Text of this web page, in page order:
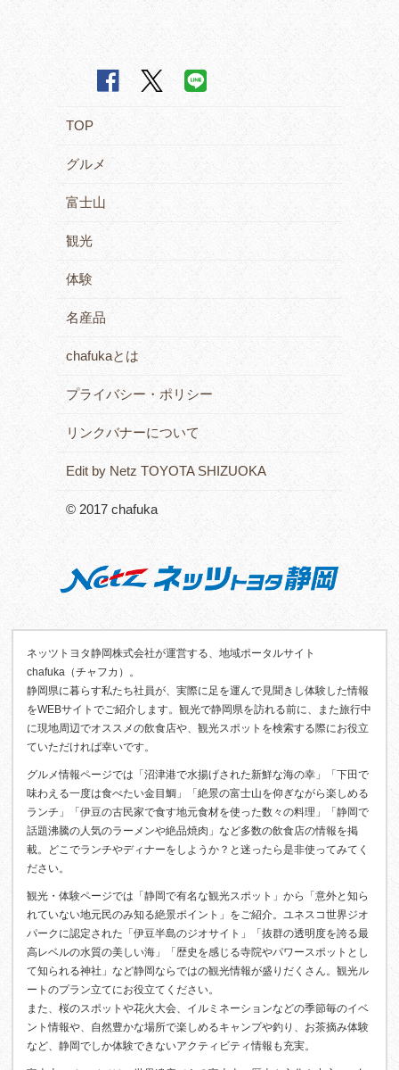
TOP
グルメ
富士山
観光
体験
名産品
chafukaとは
プライバシー・ポリシー
リンクバナーについて
Edit by Netz TOYOTA SHIZUOKA
© 2017 chafuka
ネッツトヨタ静岡株式会社が運営する、地域ポータルサイト
chafuka（チャフカ）。
静岡県に暮らす私たち社員が、実際に足を運んで見聞きし体験した情報
をWEBサイトでご紹介します。観光で静岡県を訪れる前に、また旅行中
に現地周辺でオススメの飲食店や、観光スポットを検索する際にお役立
ていただければ幸いです。
グルメ情報ページでは「沼津港で水揚げされた新鮮な海の幸」「下田で
味わえる一度は食べたい金目鯛」「絶景の富士山を仰ぎながら楽しめる
ランチ」「伊豆の古民家で食す地元食材を使った数々の料理」「静岡で
話題沸騰の人気のラーメンや絶品焼肉」など多数の飲食店の情報を掲
載。どこでランチやディナーをしようか？と迷ったら是非使ってみてく
ださい。
観光・体験ページでは「静岡で有名な観光スポット」から「意外と知ら
れていない地元民のみ知る絶景ポイント」をご紹介。ユネスコ世界ジオ
パークに認定された「伊豆半島のジオサイト」「抜群の透明度を誇る最
高レベルの水質の美しい海」「歴史を感じる寺院やパワースポットとし
て知られる神社」など静岡ならではの観光情報が盛りだくさん。観光ル
ートのプラン立てにお役立てください。
また、桜のスポットや花火大会、イルミネーションなどの季節毎のイベ
ント情報や、自然豊かな場所で楽しめるキャンプや釣り、お茶摘み体験
など、静岡でしか体験できないアクティビティ情報も充実。